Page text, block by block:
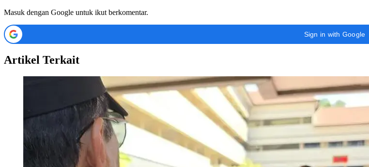
Masuk dengan Google untuk ikut berkomentar.
Sign in with Google
Artikel Terkait